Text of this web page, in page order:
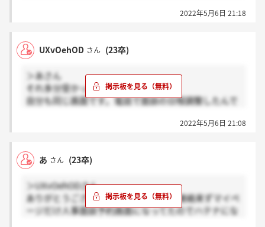
終わりって言われました、内々定おめでとうございま
2022年5月6日 21:18
UXvOehOD さん (23卒)
＞あさん
それ多分受かってますよ！
自分も同じ画面です。電話で面談の日程調整したんで
2022年5月6日 21:08
あ さん (23卒)
＞UXvOehODさん
ありがとうございます！28日に受けて連絡来ずマイペ
ージだけ人事面談予約画面になってたのでハテナにな